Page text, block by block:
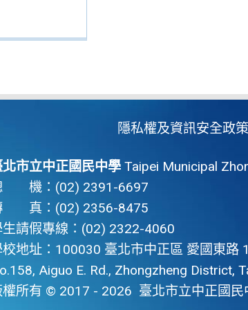
隱私權及資訊安全政策
北市立中正國民中學Taipei Municipal
機：(02) 2391-6697
真：(02) 2356-8475
生請假專線：(02) 2322-4060
校地址：100030 臺北市中正區 愛國東路
Aiguo E. Rd., Zhongzheng District,
權所有 © 2017 - 2026 臺北市立中正國民